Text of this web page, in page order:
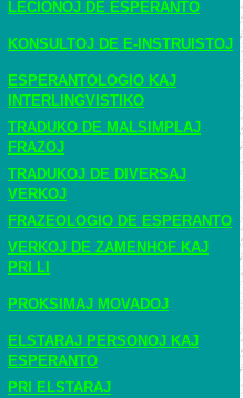
LECIONOJ DE ESPERANTO
KONSULTOJ DE E-INSTRUISTOJ
ESPERANTOLOGIO KAJ
INTERLINGVISTIKO
TRADUKO DE MALSIMPLAJ
FRAZOJ
TRADUKOJ DE DIVERSAJ
VERKOJ
FRAZEOLOGIO DE ESPERANTO
VERKOJ DE ZAMENHOF KAJ
PRI LI
PROKSIMAJ MOVADOJ
ELSTARAJ PERSONOJ KAJ
ESPERANTO
PRI ELSTARAJ